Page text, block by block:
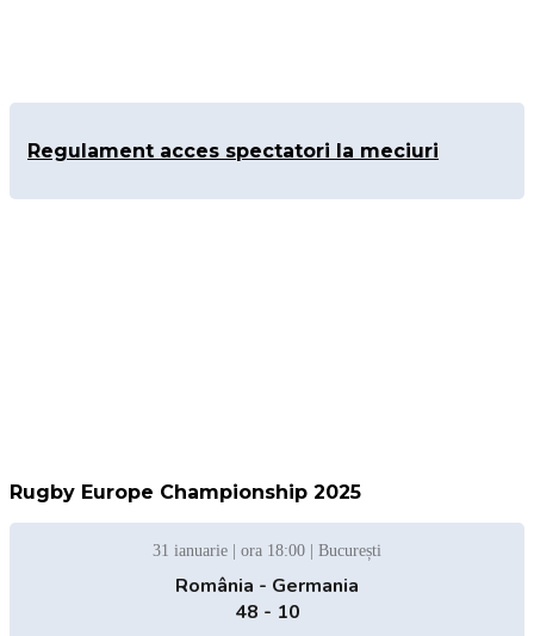
Regulament acces spectatori la meciuri
Rugby Europe Championship 2025
31 ianuarie | ora 18:00 | București
România - Germania
48 - 10